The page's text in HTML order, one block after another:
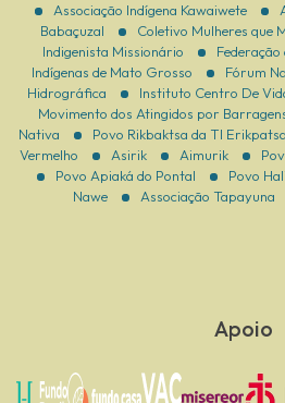
Associação Indígena Kawaiwete
Babaçuzal
Coletivo Mulheres que
Indigenista Missionário
Indígenas de Mato Grosso
Fórum
Hidrográfica
Instituto Centro De
Movimento dos Atingidos por
Nativa
Povo Rikbaktsa da TI Erikpatsa
Vermelho
Asirik Aimurik
Povo Apiaká do Pontal
Povo
Nawe
Associação Tapayuna
Apoio